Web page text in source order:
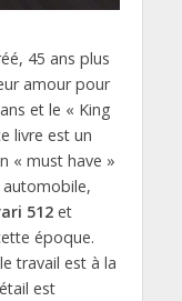
45 ans plus
amour pour
et le « King
livre est un
« must have »
512et
époque.
travail est à la
est